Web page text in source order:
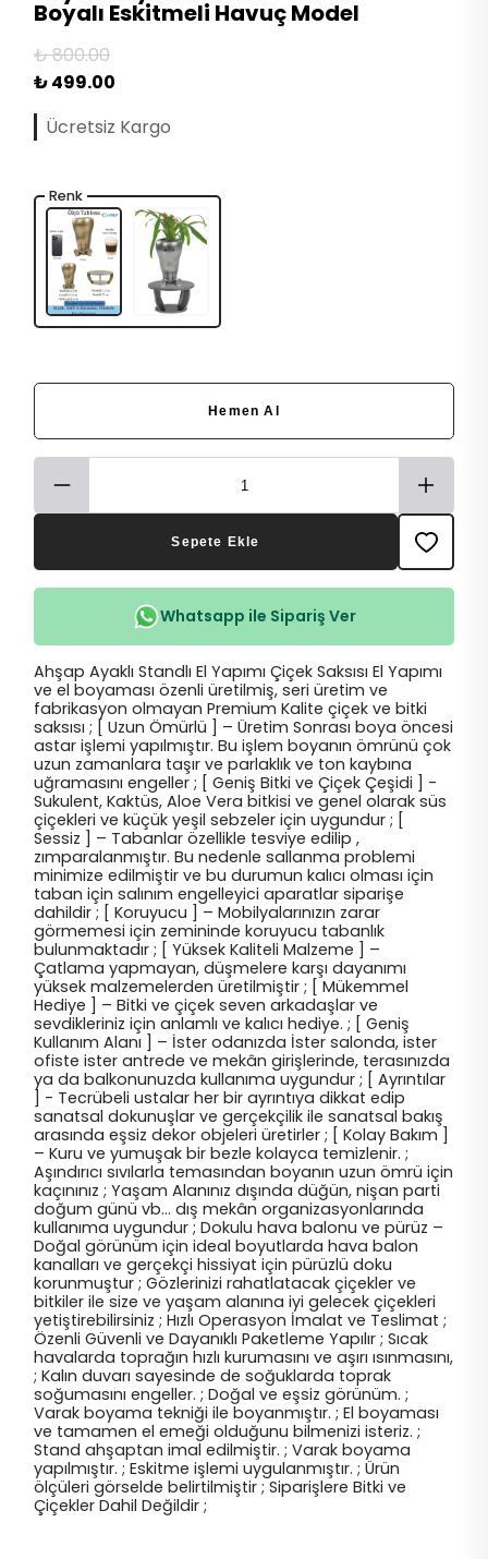
Boyalı Eskitmeli Havuç Model
₺ 800.00
₺ 499.00
Ücretsiz Kargo
Renk
Hemen Al
Sepete Ekle
Whatsapp ile Sipariş Ver
Ahşap Ayaklı Standlı El Yapımı Çiçek Saksısı El Yapımı
ve el boyaması özenli üretilmiş, seri üretim ve
fabrikasyon olmayan Premium Kalite çiçek ve bitki
saksısı ; [ Uzun Ömürlü ] – Üretim Sonrası boya öncesi
astar işlemi yapılmıştır. Bu işlem boyanın ömrünü çok
uzun zamanlara taşır ve parlaklık ve ton kaybına
uğramasını engeller ; [ Geniş Bitki ve Çiçek Çeşidi ] -
Sukulent, Kaktüs, Aloe Vera bitkisi ve genel olarak süs
çiçekleri ve küçük yeşil sebzeler için uygundur ; [
Sessiz ] – Tabanlar özellikle tesviye edilip ,
zımparalanmıştır. Bu nedenle sallanma problemi
minimize edilmiştir ve bu durumun kalıcı olması için
taban için salınım engelleyici aparatlar siparişe
dahildir ; [ Koruyucu ] – Mobilyalarınızın zarar
görmemesi için zemininde koruyucu tabanlık
bulunmaktadır ; [ Yüksek Kaliteli Malzeme ] –
Çatlama yapmayan, düşmelere karşı dayanımı
yüksek malzemelerden üretilmiştir ; [ Mükemmel
Hediye ] – Bitki ve çiçek seven arkadaşlar ve
sevdikleriniz için anlamlı ve kalıcı hediye. ; [ Geniş
Kullanım Alanı ] – İster odanızda İster salonda, ister
ofiste ister antrede ve mekân girişlerinde, terasınızda
ya da balkonunuzda kullanıma uygundur ; [ Ayrıntılar
] - Tecrübeli ustalar her bir ayrıntıya dikkat edip
sanatsal dokunuşlar ve gerçekçilik ile sanatsal bakış
arasında eşsiz dekor objeleri üretirler ; [ Kolay Bakım ]
– Kuru ve yumuşak bir bezle kolayca temizlenir. ;
Aşındırıcı sıvılarla temasından boyanın uzun ömrü için
kaçınınız ; Yaşam Alanınız dışında düğün, nişan parti
doğum günü vb… dış mekân organizasyonlarında
kullanıma uygundur ; Dokulu hava balonu ve pürüz –
Doğal görünüm için ideal boyutlarda hava balon
kanalları ve gerçekçi hissiyat için pürüzlü doku
korunmuştur ; Gözlerinizi rahatlatacak çiçekler ve
bitkiler ile size ve yaşam alanına iyi gelecek çiçekleri
yetiştirebilirsiniz ; Hızlı Operasyon İmalat ve Teslimat ;
Özenli Güvenli ve Dayanıklı Paketleme Yapılır ; Sıcak
havalarda toprağın hızlı kurumasını ve aşırı ısınmasını,
; Kalın duvarı sayesinde de soğuklarda toprak
soğumasını engeller. ; Doğal ve eşsiz görünüm. ;
Varak boyama tekniği ile boyanmıştır. ; El boyaması
ve tamamen el emeği olduğunu bilmenizi isteriz. ;
Stand ahşaptan imal edilmiştir. ; Varak boyama
yapılmıştır. ; Eskitme işlemi uygulanmıştır. ; Ürün
ölçüleri görselde belirtilmiştir ; Siparişlere Bitki ve
Çiçekler Dahil Değildir ;